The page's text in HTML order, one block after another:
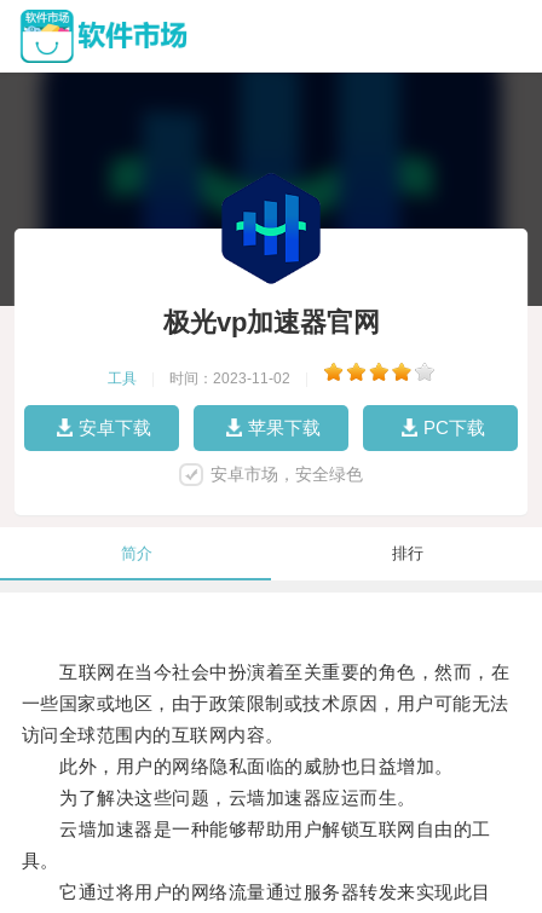
极光vp加速器官网
工具 时间：2023-11-02
安卓下载 苹果下载 PC下载
安卓市场，安全绿色
简介 排行
互联网在当今社会中扮演着至关重要的角色，然而，在
一些国家或地区，由于政策限制或技术原因，用户可能无法
访问全球范围内的互联网内容。
此外，用户的网络隐私面临的威胁也日益增加。
为了解决这些问题，云墙加速器应运而生。
云墙加速器是一种能够帮助用户解锁互联网自由的工
具。
它通过将用户的网络流量通过服务器转发来实现此目